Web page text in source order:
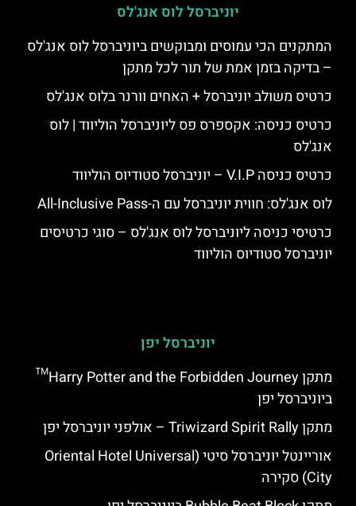
יוניברסל לוס אנג'לס
המתקנים הכי עמוסים ומבוקשים ביוניברסל לוס אנג'לס
– בדיקה בזמן אמת של תור לכל מתקן
כרטיס משולב יוניברסל + האחים וורנר בלוס אנג'לס
כרטיס כניסה: אקספרס פס ליוניברסל הוליווד | לוס
אנג'לס
כרטיס כניסה V.I.P – יוניברסל סטודיוס הוליווד
לוס אנג'לס: חווית יוניברסל עם ה-All-Inclusive Pass
כרטיסי כניסה ליוניברסל לוס אנג'לס – סוגי כרטיסים
יוניברסל סטודיוס הוליווד
יוניברסל יפן
מתקן Harry Potter and the Forbidden Journey™
ביוניברסל יפן
מתקן Triwizard Spirit Rally – אולפני יוניברסל יפן
אוריינטל יוניברסל סיטי (Oriental Hotel Universal
City) סקירה